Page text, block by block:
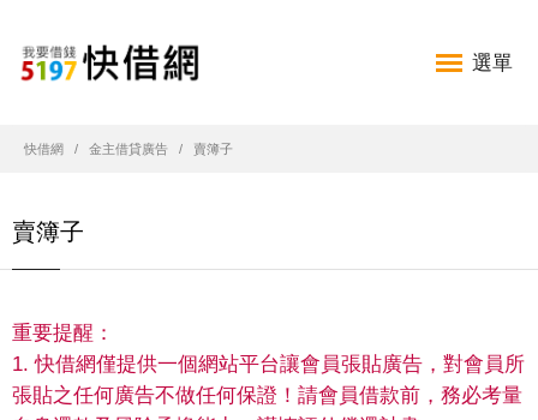
選單
快借網 金主借貸廣告 賣簿子
賣簿子
重要提醒：
1. 快借網僅提供一個網站平台讓會員張貼廣告，對會員所
張貼之任何廣告不做任何保證！請會員借款前，務必考量